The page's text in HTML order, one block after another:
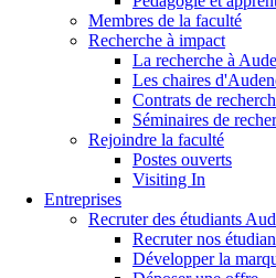
Membres de la faculté
Recherche à impact
La recherche à
Les chaires
Contrats de
Séminaires de
Rejoindre la faculté
Postes ouverts
Visiting In
Entreprises
Recruter des étudiants
Recruter nos
Développer la